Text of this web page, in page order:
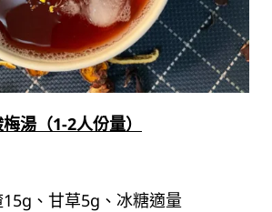
湯（1-2人份量）
、甘草5g、冰糖適量